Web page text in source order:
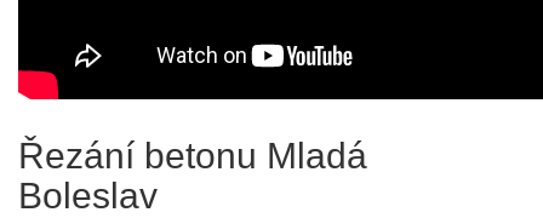
Řezání betonu Mladá
Boleslav